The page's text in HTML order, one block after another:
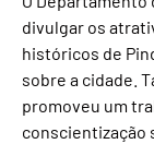
divulgar os
históricos de
sobre a cidade.
promoveu um
conscientização